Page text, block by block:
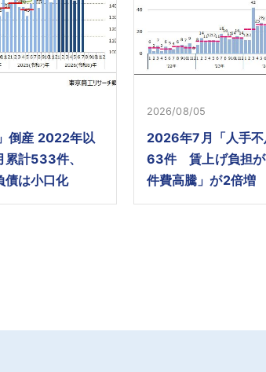
倒産 2022年以
計533件、
債は小口化
2026/08/05
2026年7月「人手不
63件 賃上げ負担が
件費高騰」が2倍増